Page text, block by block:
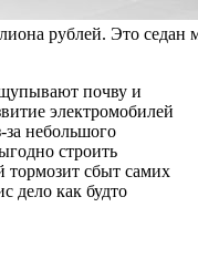
рублей. Это
почву и
электромобилей
небольшого
строить
тормозит сбыт самих
дело как будто